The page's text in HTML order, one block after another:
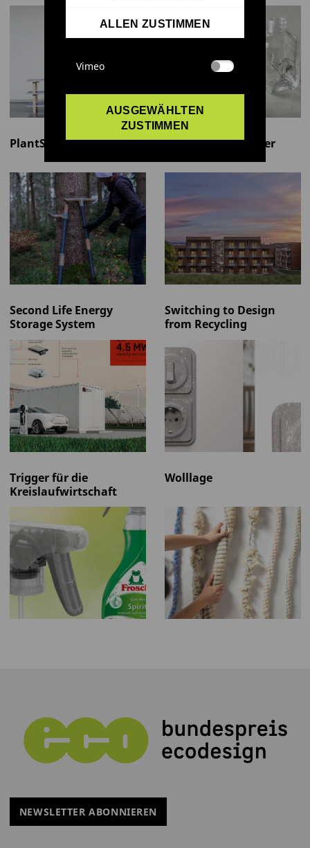
PlantScrew
Plusenergiequartier
Second Life Energy
Storage System
Switching to Design
from Recycling
Trigger für die
Kreislaufwirtschaft
Wolllage
NEWSLETTER ABONNIEREN
ALLEN ZUSTIMMEN
Vimeo
AUSGEWÄHLTEN
ZUSTIMMEN